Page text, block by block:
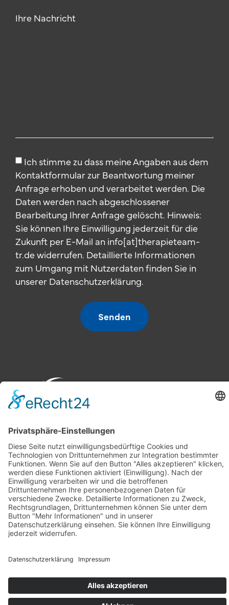
Ihre Nachricht
Ich stimme zu dass meine Angaben aus dem
Kontaktformular zur Beantwortung meiner
Anfrage erhoben und verarbeitet werden. Die
Daten werden nach abgeschlossener
Bearbeitung Ihrer Anfrage gelöscht. Hinweis:
Sie können Ihre Einwilligung jederzeit für die
Zukunft per E-Mail an info[at]therapieteam-
tr.de widerrufen. Detaillierte Informationen
zum Umgang mit Nutzerdaten finden Sie in
unserer Datenschutzerklärung.
Senden
Therapie-
Team
Praxis Gefell
Schleizer Str.
49a
07926 Gefell
Praxis Naila
Dr.-Köhl-
Straße 2
95119 Naila
Impressum Datenschutz